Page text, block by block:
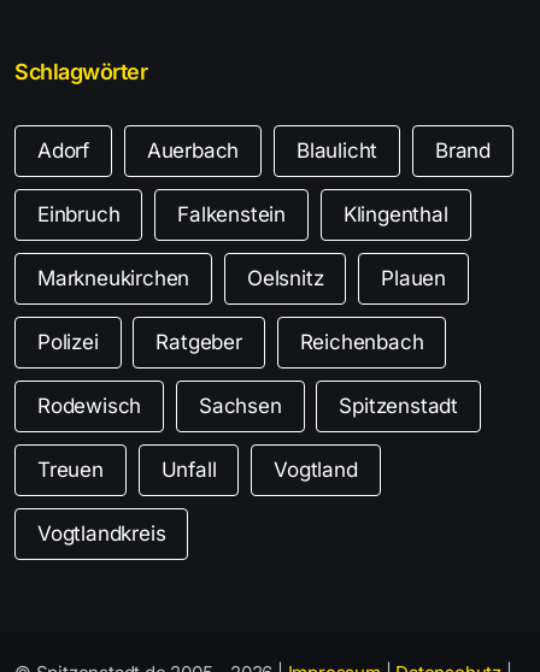
Schlagwörter
Adorf Auerbach Blaulicht Brand
Einbruch Falkenstein Klingenthal
Markneukirchen Oelsnitz Plauen
Polizei Ratgeber Reichenbach
Rodewisch Sachsen Spitzenstadt
Treuen Unfall Vogtland
Vogtlandkreis